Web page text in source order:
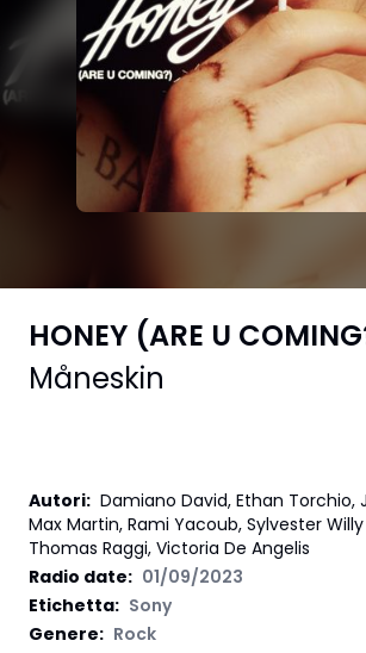
HONEY (ARE U
Måneskin
Autori: Damiano David, Ethan Torchio,
Max Martin, Rami Yacoub, Sylvester
Thomas Raggi, Victoria De Angelis
Radio date: 01/09/2023
Etichetta: Sony
Genere: Rock